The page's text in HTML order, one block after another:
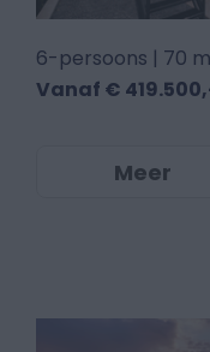
6-persoons | 70
Vanaf €
Meer